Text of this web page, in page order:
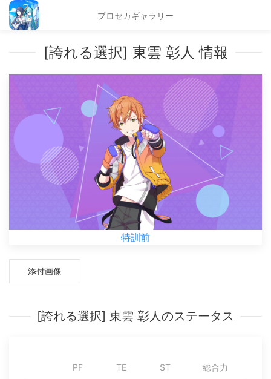
プロセカギャラリー
[誇れる選択] 東雲 彰人 情報
特訓前
添付画像
[誇れる選択] 東雲 彰人のステータス
PF TE ST 総合力